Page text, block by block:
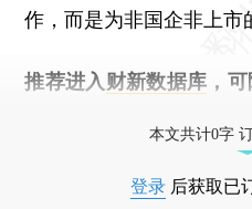
作，而是为非国企非上市
推荐进入 财新数据库 ，
本文共计0字
登录 后获取已